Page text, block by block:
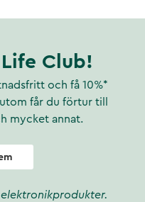
Club!
och få 10%*
får du förtur till
mycket annat.